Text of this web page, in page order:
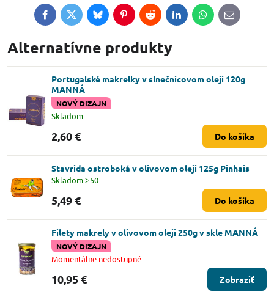
FacebookTwitterBlueskyPinterestRedditLinkedInWhatsApp
E-
mail
Alternatívne produkty
Portugalské makrelky v slnečnicovom oleji 120g
MANNÁ
NOVÝ DIZAJN
Skladom
2,60 € Do košíka
Stavrida ostroboká v olivovom oleji 125g Pinhais
Skladom ˃50
5,49 € Do košíka
Filety makrely v olivovom oleji 250g v skle MANNÁ
NOVÝ DIZAJN
Momentálne nedostupné
10,95 € Zobraziť